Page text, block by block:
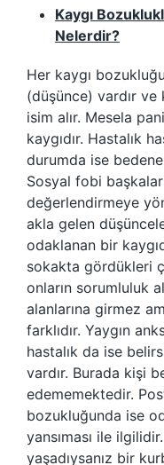
Kaygı
Nelerdir?
Her kaygı
(düşünce) vardır ve
isim alır. Mesela
kaygıdır. Hastalık
durumda ise
Sosyal fobi
değerlendirmeye
akla gelen
odaklanan bir
sokakta gördükleri
onların sorumluluk
alanlarına girmez
farklıdır. Yaygın
hastalık da ise
vardır. Burada kişi
edememektedir.
bozukluğunda ise
yansıması ile
yaşadıysanız bir